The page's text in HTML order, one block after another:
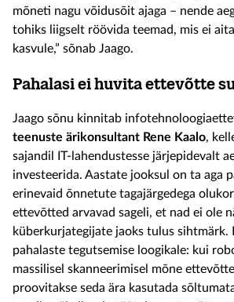
mõneti nagu võidusõit ajaga – nende
tohiks liigselt röövida teemad, mis ei
kasvule,” sõnab Jaago.
Pahalasi ei huvita ettevõtte
Jaago sõnu kinnitab
teenuste ärikonsultant Rene Kaalo,
sajandil IT-lahendustesse järjepidevalt
investeerida. Aastate jooksul on ta aga
erinevaid õnnetute tagajärgedega
ettevõtted arvavad sageli, et nad ei ole
küberkurjategijate jaoks tulus sihtmärk.
pahalaste tegutsemise loogikale: kui
massilisel skanneerimisel mõne
proovitakse seda ära kasutada